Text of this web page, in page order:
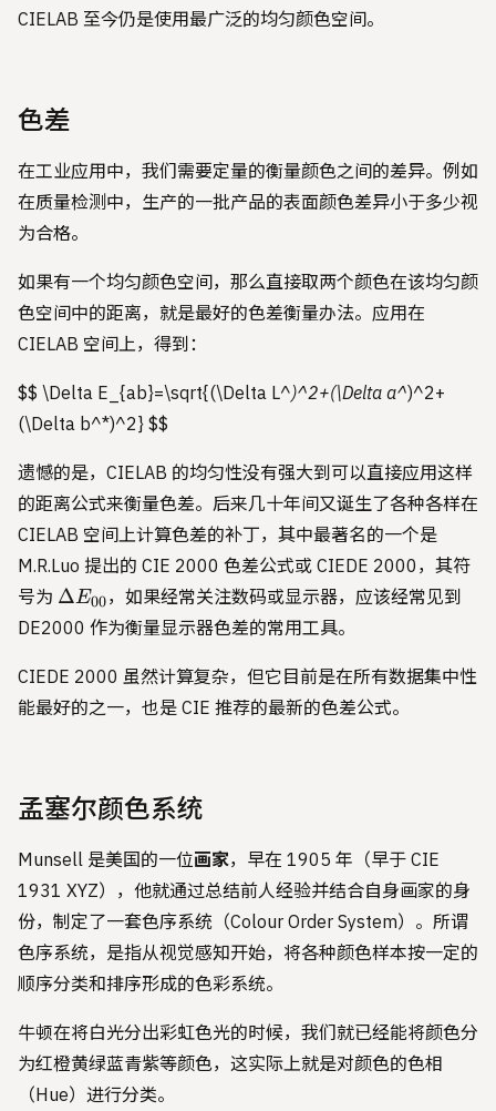
CIELAB 至今仍是使用最广泛的均匀颜色空间。
色差
在工业应用中，我们需要定量的衡量颜色之间的差异。例如
在质量检测中，生产的一批产品的表面颜色差异小于多少视
为合格。
如果有一个均匀颜色空间，那么直接取两个颜色在该均匀颜
色空间中的距离，就是最好的色差衡量办法。应用在
CIELAB 空间上，得到：
$$ \Delta E_{ab}=\sqrt{(\Delta L^)^2+(\Delta a^)^2+
(\Delta b^*)^2} $$
遗憾的是，CIELAB 的均匀性没有强大到可以直接应用这样
的距离公式来衡量色差。后来几十年间又诞生了各种各样在
CIELAB 空间上计算色差的补丁，其中最著名的一个是
M.R.Luo 提出的 CIE 2000 色差公式或 CIEDE 2000，其符
号为 \Delta
E_{00}
ΔE00，如果经常关注数码或显示器，应该经常见到
DE2000 作为衡量显示器色差的常用工具。
CIEDE 2000 虽然计算复杂，但它目前是在所有数据集中性
能最好的之一，也是 CIE 推荐的最新的色差公式。
孟塞尔颜色系统
Munsell 是美国的一位画家，早在 1905 年（早于 CIE
1931 XYZ），他就通过总结前人经验并结合自身画家的身
份，制定了一套色序系统（Colour Order System）。所谓
色序系统，是指从视觉感知开始，将各种颜色样本按一定的
顺序分类和排序形成的色彩系统。
牛顿在将白光分出彩虹色光的时候，我们就已经能将颜色分
为红橙黄绿蓝青紫等颜色，这实际上就是对颜色的色相
（Hue）进行分类。